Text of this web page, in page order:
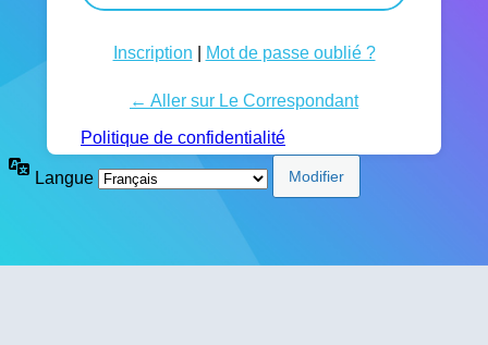
Inscription Mot de passe oublié ?
← Aller sur Le Correspondant
Politique de confidentialité
Langue